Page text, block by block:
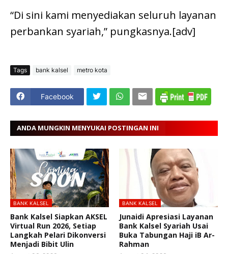
“Di sini kami menyediakan seluruh layanan
perbankan syariah,” pungkasnya.[adv]
Tags bank kalsel metro kota
Facebook
ANDA MUNGKIN MENYUKAI POSTINGAN INI
BANK KALSEL
Bank Kalsel Siapkan AKSEL
Virtual Run 2026, Setiap
Langkah Pelari Dikonversi
Menjadi Bibit Ulin
BANK KALSEL
Junaidi Apresiasi Layanan
Bank Kalsel Syariah Usai
Buka Tabungan Haji iB Ar-
Rahman